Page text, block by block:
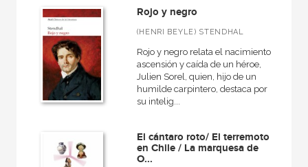
Rojo y negro
(HENRI BEYLE) STENDHAL
Rojo y negro relata el nacimiento,
ascensión y caída de un héroe,
Julien Sorel, quien, hijo de un
humilde carpintero, destaca por
su intelig...
El cántaro roto/ El terremoto
en Chile / La marquesa de
O...